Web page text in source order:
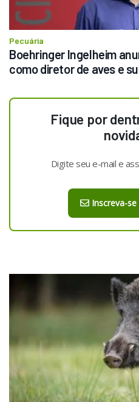
Pecuária
Boehringer Ingelheim
como diretor de aves e
Fique por
Digite seu e-mail e
Inscreva-